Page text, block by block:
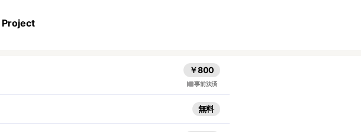
Project
￥800
事前決済
無料